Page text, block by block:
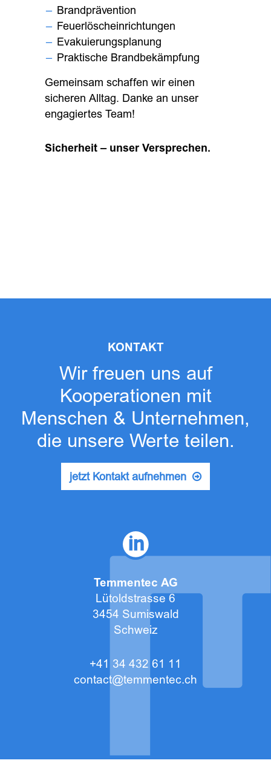
Brandprävention
Feuerlöscheinrichtungen
Evakuierungsplanung
Praktische Brandbekämpfung
Gemeinsam schaffen wir einen
sicheren Alltag. Danke an unser
engagiertes Team!
Sicherheit – unser Versprechen.
KONTAKT
Wir freuen uns auf
Kooperationen mit
Menschen & Unternehmen,
die unsere Werte teilen.
jetzt Kontakt aufnehmen
Temmentec AG
Lütoldstrasse 6
3454 Sumiswald
Schweiz
+41 34 432 61 11
contact@temmentec.ch